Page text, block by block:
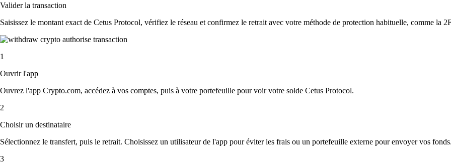
Valider la transaction
Saisissez le montant exact de Cetus Protocol, vérifiez le réseau et confirmez le retrait avec votre méthode de protection habituelle, comme la
1
Ouvrir l'app
Ouvrez l'app Crypto.com, accédez à vos comptes, puis à votre portefeuille pour voir votre solde Cetus Protocol.
2
Choisir un destinataire
Sélectionnez le transfert, puis le retrait. Choisissez un utilisateur de l'app pour éviter les frais ou un portefeuille externe pour envoyer vos fonds.
3